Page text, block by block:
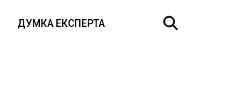
ДУМКА ЕКСПЕРТА